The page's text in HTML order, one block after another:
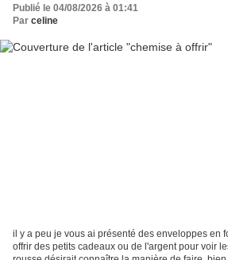
Publié le 04/08/2026 à 01:41
Par celine
il y a peu je vous ai présenté des enveloppes en
offrir des petits cadeaux ou de l'argent pour voir